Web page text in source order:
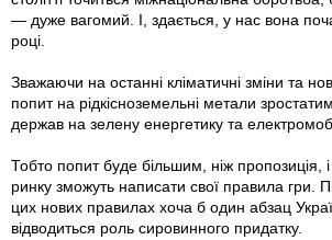
— дуже вагомий. І, здається, у нас вона
році.
Зважаючи на останні кліматичні зміни та нові
попит на рідкісноземельні метали
держав на зелену енергетику та
Тобто попит буде більшим, ніж пропозиція, і
ринку зможуть написати свої правила гри.
цих нових правилах хоча б один абзац
відводиться роль сировинного придатку.